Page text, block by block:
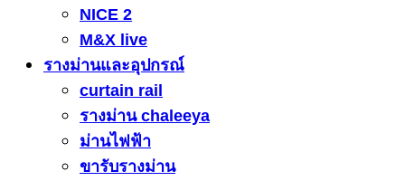
NICE 2
M&X live
รางม่านและอุปกรณ์
curtain rail
รางม่าน chaleeya
ม่านไฟฟ้า
ขารับรางม่าน